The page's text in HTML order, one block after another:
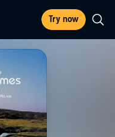
Try now